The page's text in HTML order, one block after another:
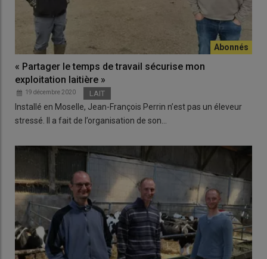
« Partager le temps de travail sécurise mon
exploitation laitière »
19 décembre 2020 LAIT
Installé en Moselle, Jean-François Perrin n’est pas un éleveur
stressé. Il a fait de l’organisation de son…